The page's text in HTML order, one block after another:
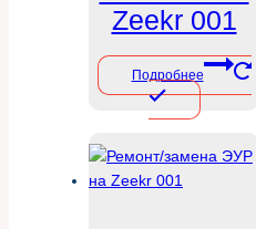
Zeekr 001
Подробнее